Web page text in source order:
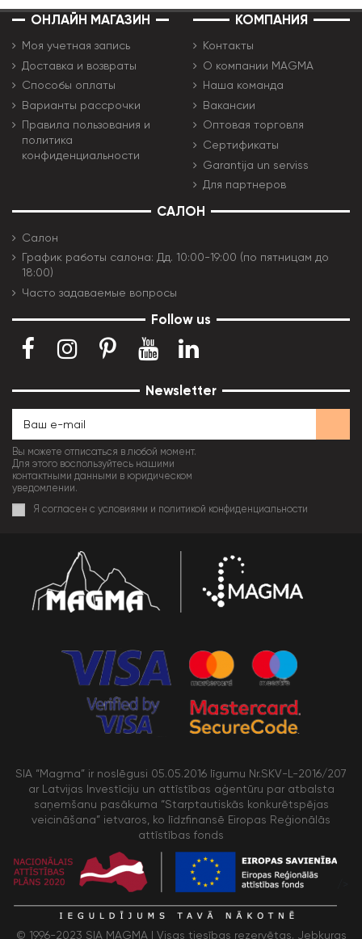
ОНЛАЙН МАГАЗИН
Моя учетная запись
Доставка и возвраты
Способы оплаты
Варианты рассрочки
Правила пользования и
политика
конфиденциальности
КОМПАНИЯ
Контакты
О компании MAGMA
Наша команда
Вакансии
Оптовая торговля
Сертификаты
Garantija un serviss
Для партнеров
САЛОН
Салон
График работы салона: Дд. 10:00-19:00 (по пятницам до
18:00)
Часто задаваемые вопросы
Follow us
Newsletter
Вы можете отписаться в любой момент.
Для этого воспользуйтесь нашими
контактными данными в юридическом
уведомлении.
Я согласен с условиями и политикой конфиденциальности
SIA “Magma” ir noslēgusi 05.05.2016 līgumu Nr.SKV-L-2016/207
ar Latvijas Investīciju un attīstības aģentūru par atbalsta
saņemšanu pasākuma “Starptautiskās konkurētspējas
veicināšana” ietvaros, ko līdzfinansē Eiropas Reģionālās
attīstības fonds
© 1996-2023 SIA MAGMA | Visas tiesības rezervētas. Jebkuras